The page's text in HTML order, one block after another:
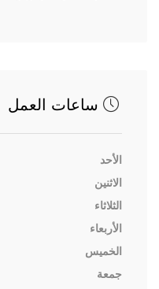
ساعات العمل
الأحد
الاثنين
الثلاثاء
الأربعاء
الخميس
جمعة